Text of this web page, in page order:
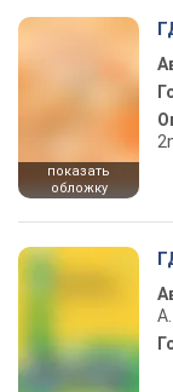
показать
обложку